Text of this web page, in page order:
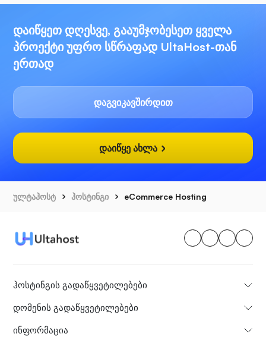
დაიწყეთ დღესვე, გააუმჯობესეთ ყველა
პროექტი უფრო სწრაფად UltaHost-თან
ერთად
დაგვიკავშირდით
დაიწყე ახლა
ულტაჰოსტ ჰოსტინგი eCommerce Hosting
ჰოსტინგის გადაწყვეტილებები
დომენის გადაწყვეტილებები
ინფორმაცია